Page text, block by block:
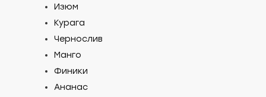
Изюм
Курага
Чернослив
Манго
Финики
Ананас